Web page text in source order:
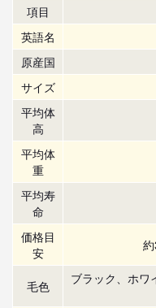
項目
英語名
原産国
サイズ
平均体
高
平均体
重
平均寿
命
価格目
安
毛色
ブラック、ホワ